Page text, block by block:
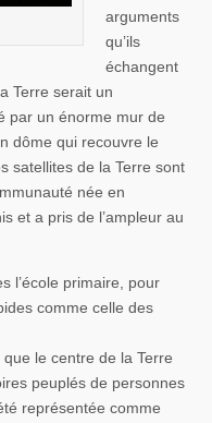
arguments
qu’ils
échangent
Terre serait un
par un énorme mur de
dôme qui recouvre le
satellites de la Terre sont
née en
et a pris de l’ampleur au
l’école primaire, pour
comme celle des
le centre de la Terre
peuplés de personnes
représentée comme